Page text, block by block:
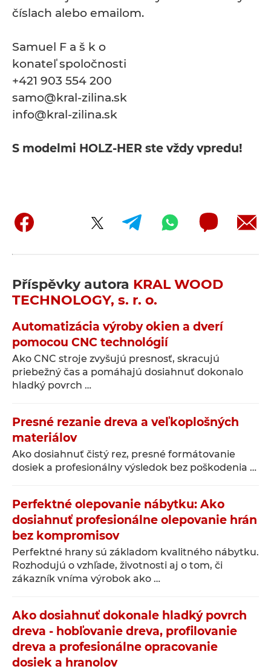
číslach alebo emailom.
Samuel F a š k o
konateľ spoločnosti
+421 903 554 200
samo@kral-zilina.sk
info@kral-zilina.sk
S modelmi HOLZ-HER ste vždy vpredu!
Příspěvky autora KRAL WOOD
TECHNOLOGY, s. r. o.
Automatizácia výroby okien a dverí
pomocou CNC technológií
Ako CNC stroje zvyšujú presnosť, skracujú
priebežný čas a pomáhajú dosiahnuť dokonalo
hladký povrch …
Presné rezanie dreva a veľkoplošných
materiálov
Ako dosiahnuť čistý rez, presné formátovanie
dosiek a profesionálny výsledok bez poškodenia …
Perfektné olepovanie nábytku: Ako
dosiahnuť profesionálne olepovanie hrán
bez kompromisov
Perfektné hrany sú základom kvalitného nábytku.
Rozhodujú o vzhľade, životnosti aj o tom, či
zákazník vníma výrobok ako …
Ako dosiahnuť dokonale hladký povrch
dreva - hobľovanie dreva, profilovanie
dreva a profesionálne opracovanie
dosiek a hranolov